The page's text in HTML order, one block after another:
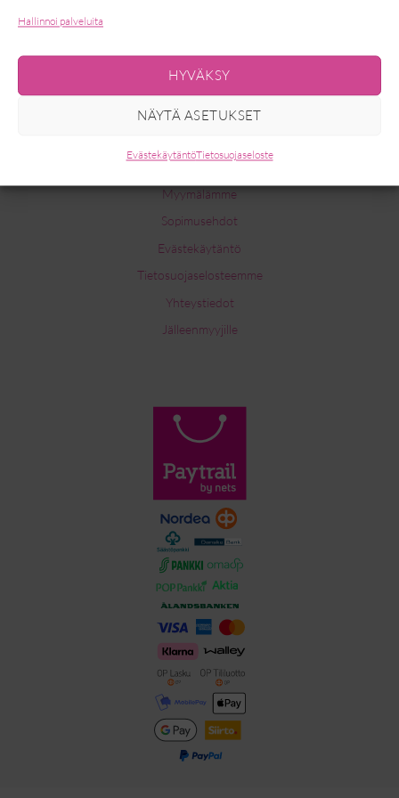
Hallinnoi palveluita
HYVÄKSY
NÄYTÄ ASETUKSET
EvästekäytäntöTietosuojaseloste
INFO
Myymälämme
Sopimusehdot
Evästekäytäntö
Tietosuojaselosteemme
Yhteystiedot
Jälleenmyyjille